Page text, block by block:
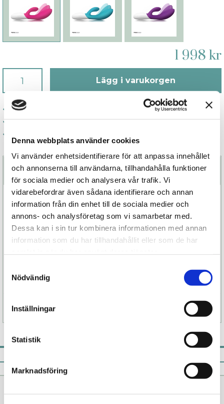
Denna webbplats använder cookies
Vi använder enhetsidentifierare för att anpassa innehållet
och annonserna till användarna, tillhandahålla funktioner
för sociala medier och analysera vår trafik. Vi
vidarebefordrar även sådana identifierare och annan
information från din enhet till de sociala medier och
annons- och analysföretag som vi samarbetar med.
Dessa kan i sin tur kombinera informationen med annan
information som du har tillhandahållit eller som de har
Nödvändig
Inställningar
Statistik
Marknadsföring
1 998 kr
Lägg i varukorgen
Trygg e-handel
Kvalitetsprodukter
Beskrivning
Världens första G-punktsrabbit som verkligen
njutningens höjder med hjälp av sin sensuella
form och fingerliknande rörelser, samtidigt som
härlig pirrande känsla av den dubbla tekniken.
Specifikation